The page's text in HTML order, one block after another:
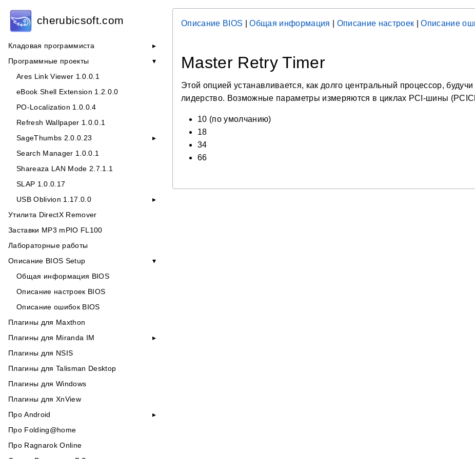
cherubicsoft.com
Кладовая программиста
Программные проекты
Ares Link Viewer 1.0.0.1
eBook Shell Extension 1.2.0.0
PO-Localization 1.0.0.4
Refresh Wallpaper 1.0.0.1
SageThumbs 2.0.0.23
Search Manager 1.0.0.1
Shareaza LAN Mode 2.7.1.1
SLAP 1.0.0.17
USB Oblivion 1.17.0.0
Утилита DirectX Remover
Заставки MP3 mPIO FL100
Лабораторные работы
Описание BIOS Setup
Общая информация BIOS
Описание настроек BIOS
Описание ошибок BIOS
Плагины для Maxthon
Плагины для Miranda IM
Плагины для NSIS
Плагины для Talisman Desktop
Плагины для Windows
Плагины для XnView
Про Android
Про Folding@home
Про Ragnarok Online
Описание BIOS |Общая информация Описание настроек |Описание
Master Retry Timer
Этой опцией устанавливается, как долго центральный процессор,
лидерство. Возможные параметры измеряются в циклах PCI-шины
10 (по умолчанию)
18
34
66